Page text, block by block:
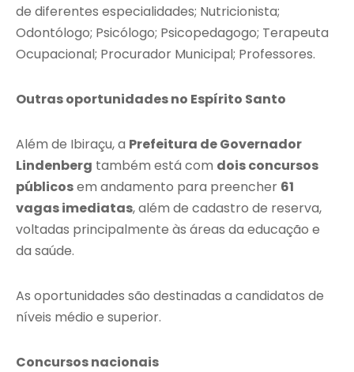
de diferentes especialidades; Nutricionista;
Odontólogo; Psicólogo; Psicopedagogo; Terapeuta
Ocupacional; Procurador Municipal; Professores.
Outras oportunidades no Espírito Santo
Além de Ibiraçu, a Prefeitura de Governador
Lindenberg também está com dois concursos
públicosem andamento para preencher 61
vagas imediatas, além de cadastro de reserva,
voltadas principalmente às áreas da educação e
da saúde.
As oportunidades são destinadas a candidatos de
níveis médio e superior.
Concursos nacionais